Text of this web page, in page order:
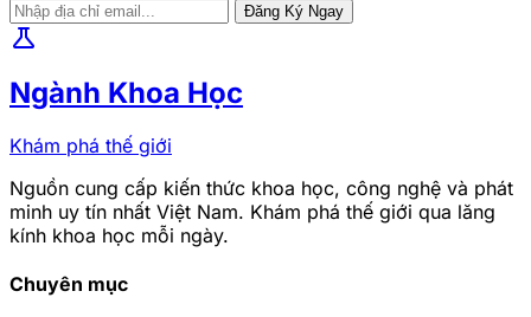
Đăng Ký Ngay
science
Ngành Khoa Học
Khám phá thế giới
Nguồn cung cấp kiến thức khoa học, công nghệ và phát
minh uy tín nhất Việt Nam. Khám phá thế giới qua lăng
kính khoa học mỗi ngày.
Chuyên mục